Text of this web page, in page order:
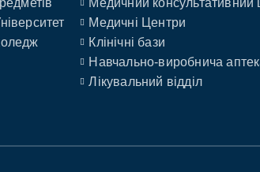
Медичний консультативний
Медичні Центри
Клінічні бази
Навчально-виробнича
Лікувальний відділ